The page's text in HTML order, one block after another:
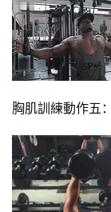
胸肌訓練動作五：